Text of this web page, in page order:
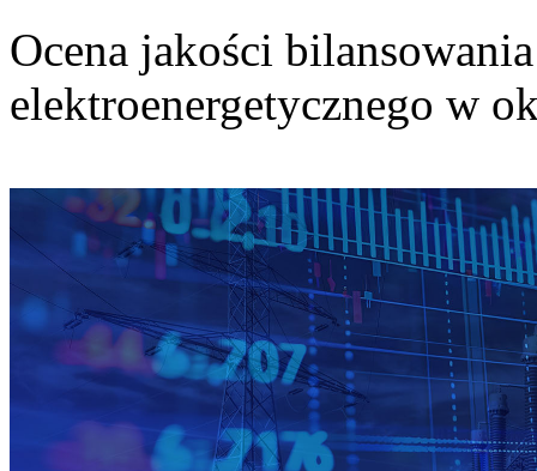
Ocena jakości
elektroenergetycznego w